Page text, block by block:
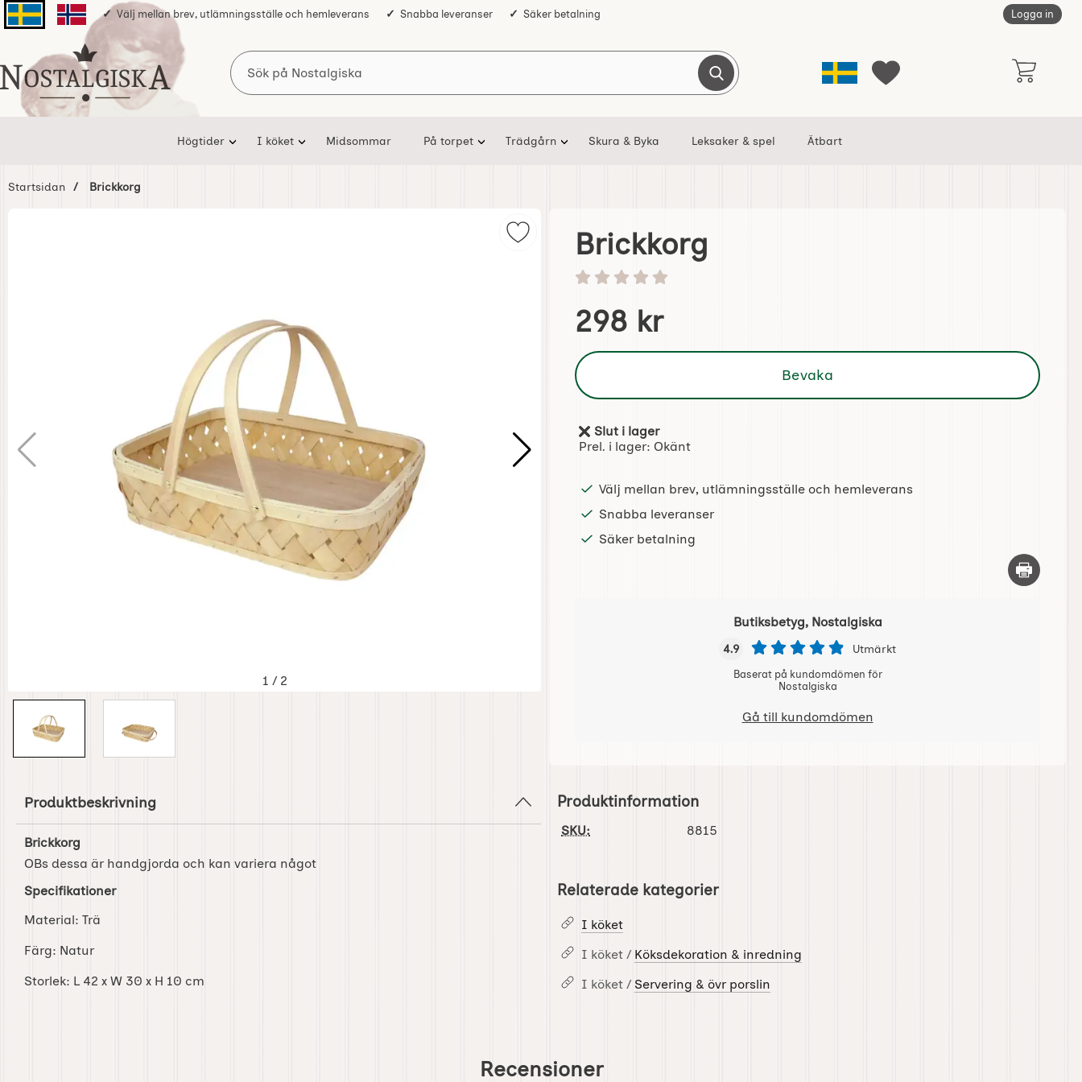
Svenska sidanNorska sidan
Välj mellan brev, utlämningsställe och hemleverans Snabba leveranser Säker betalning Logga in
Startsidan för Nostalgiska Sverige Mina favoriter
Sök
Genomför sökning
Högtider I köket Midsommar På torpet Trädgårn Skura & Byka Leksaker & spel Ätbart
Startsidan Brickkorg
Markera brickkorg som favorit
1 / 2
Brickkorg
Betyg: 0 stjärnor av 5
Handla denna produkt Brickkorg
pris
298 kr
Bevaka
Tillgänglighet:
Slut i lager
Prel. i lager: Okänt
Välj mellan brev, utlämningsställe och hemleverans
Snabba leveranser
Säker betalning
Skriv ut
Butiksbetyg, Nostalgiska
4.9 Utmärkt
Baserat på kundomdömen för
Nostalgiska
Gå till kundomdömen
Produktbeskrivning
Brickkorg
OBs dessa är handgjorda och kan variera något
Specifikationer
Material: Trä
Färg: Natur
Storlek: L 42 x W 30 x H 10 cm
Produktinformation
SKU: 8815
Relaterade kategorier
I köket
I köket / Köksdekoration & inredning
I köket / Servering & övr porslin
Recensioner